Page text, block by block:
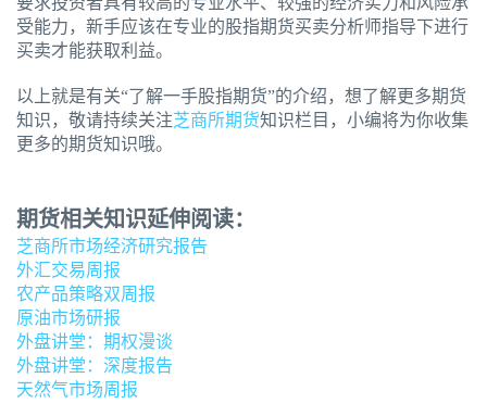
受能力，新手应该在专业的股指期货买卖分析师指导下进行
买卖才能获取利益。
以上就是有关“了解一手股指期货”的介绍，想了解更多期货
知识，敬请持续关注芝商所期货知识栏目，小编将为你收集
更多的期货知识哦。
期货相关知识延伸阅读：
芝商所市场经济研究报告
外汇交易周报
农产品策略双周报
原油市场研报
外盘讲堂：期权漫谈
外盘讲堂：深度报告
天然气市场周报